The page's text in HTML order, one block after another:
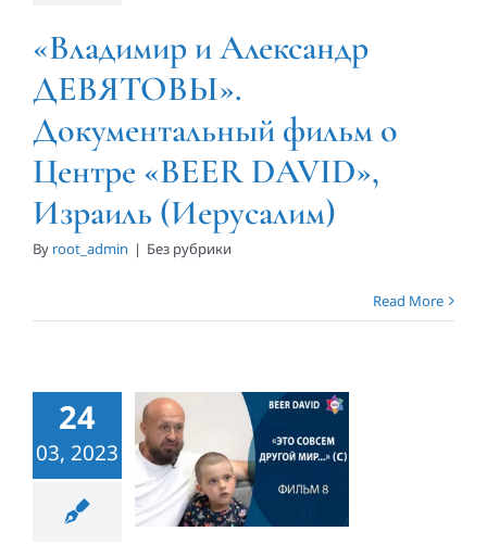
Израиль
(Иерусалим)
«Владимир и Александр
ДЕВЯТОВЫ».
Документальный фильм о
Центре «BEER DAVID»,
Израиль (Иерусалим)
By root_admin | Без рубрики
Read More
24
03, 2023
«Виктор и
ЖДАНОВЫ».
Документальный
фильм о
Центре
«BEER